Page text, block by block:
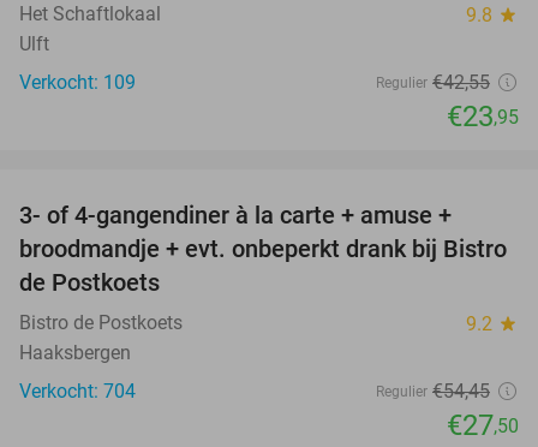
Het Schaftlokaal 9.8 star
Ulft
Verkocht: 109
Regulier €42,55
€23,95
3- of 4-gangendiner à la carte + amuse +
broodmandje + evt. onbeperkt drank bij Bistro
de Postkoets
Bistro de Postkoets 9.2 star
Haaksbergen
Verkocht: 704
Regulier €54,45
€27,50